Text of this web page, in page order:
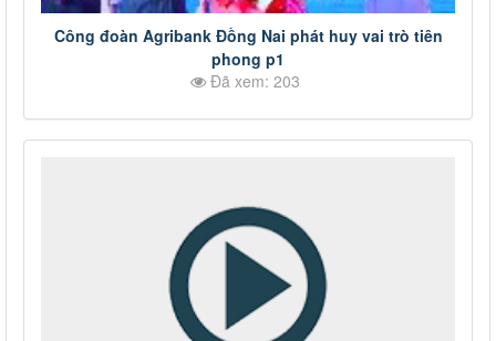
Công đoàn Agribank Đồng Nai phát huy vai trò tiên
phong p1
Đã xem: 203